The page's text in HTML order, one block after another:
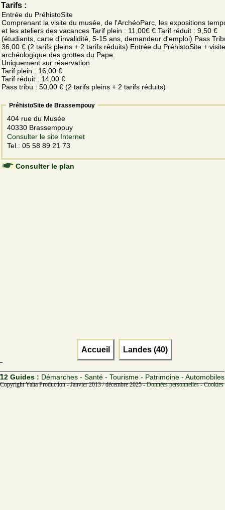
Tarifs :
Entrée du PréhistoSite
Comprenant la visite du musée, de l'ArchéoParc, les expositions
et les ateliers des vacances Tarif plein : 11,00€ € Tarif réduit : 9,50 €
(étudiants, carte d'invalidité, 5-15 ans, demandeur d'emploi) Pass
36,00 € (2 tarifs pleins + 2 tarifs réduits) Entrée du PréhistoSite +
archéologique des grottes du Pape:
Uniquement sur réservation
Tarif plein : 16,00 €
Tarif réduit : 14,00 €
Pass tribu : 50,00 € (2 tarifs pleins + 2 tarifs réduits)
PréhistoSite de Brassempouy
404 rue du Musée
40330 Brassempouy
Consulter le site Internet
Tel.: 05 58 89 21 73
Consulter le plan
Accueil Landes (40)
12 Guides : Démarches - Santé - Tourisme - Patrimoine - Automobiles
Copyright Yalta Production - Janvier 2013 / décembre 2025 -Données personnelles -